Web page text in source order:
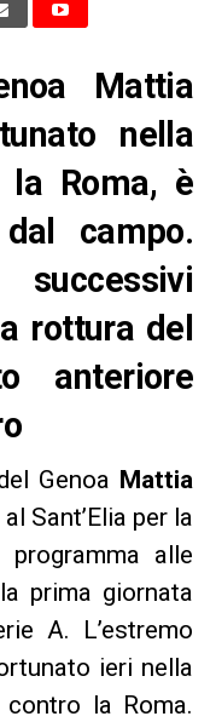
Mattia
nella
Roma, è
campo.
rottura del
anteriore
Genoa Mattia
Sant’Elia per la
alle
prima giornata
A. L’estremo
ieri nella
la Roma.